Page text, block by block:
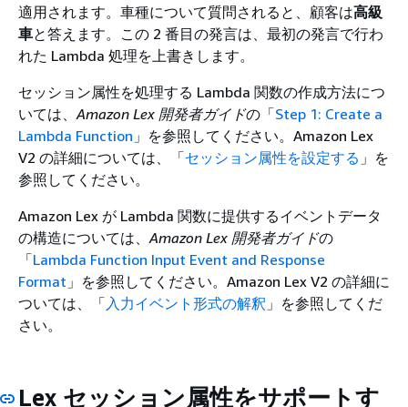
適用されます。車種について質問されると、顧客は高級
車と答えます。この 2 番目の発言は、最初の発言で行わ
れた Lambda 処理を上書きします。
セッション属性を処理する Lambda 関数の作成方法につ
いては、 Amazon Lex 開発者ガイドの「Step 1: Create a
Lambda Function 」を参照してください。Amazon Lex
V2 の詳細については、「セッション属性を設定する 」を
参照してください。
Amazon Lex が Lambda 関数に提供するイベントデータ
の構造については、 Amazon Lex 開発者ガイドの
「Lambda Function Input Event and Response
Format 」を参照してください。Amazon Lex V2 の詳細に
ついては、「 入力イベント形式の解釈 」を参照してくだ
さい。
Lex セッション属性をサポートす